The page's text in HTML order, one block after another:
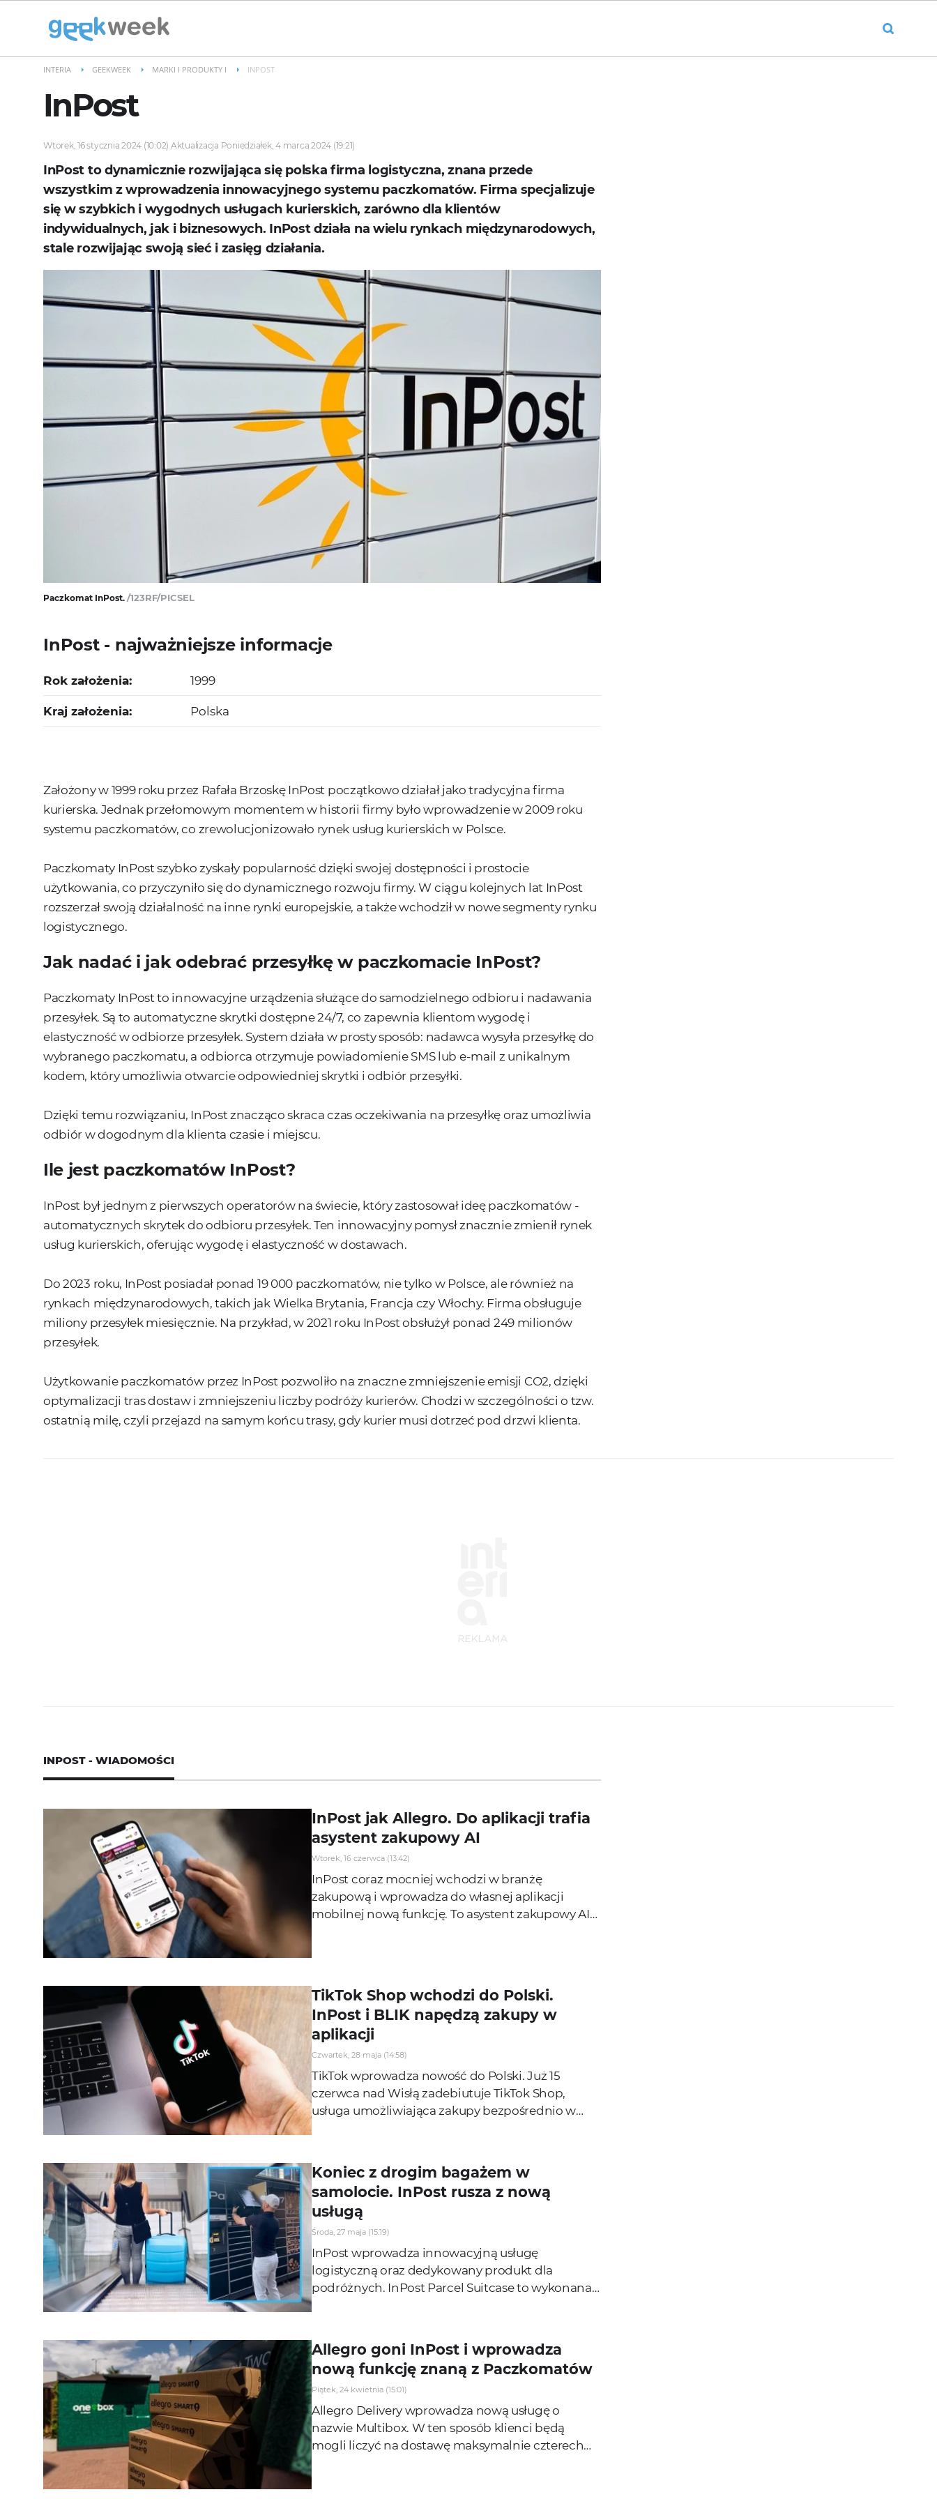
INTERIA GEEKWEEK MARKI I PRODUKTY I INPOST
InPost
Wtorek, 16 stycznia 2024 (10:02) Aktualizacja Poniedziałek, 4 marca 2024 (19:21)
InPost to dynamicznie rozwijająca się polska firma logistyczna, znana przede
wszystkim z wprowadzenia innowacyjnego systemu paczkomatów. Firma specjalizuje
się w szybkich i wygodnych usługach kurierskich, zarówno dla klientów
indywidualnych, jak i biznesowych. InPost działa na wielu rynkach międzynarodowych,
stale rozwijając swoją sieć i zasięg działania.
Paczkomat InPost. /123RF/PICSEL
InPost - najważniejsze informacje
Rok założenia: 1999
Kraj założenia: Polska
Założony w 1999 roku przez Rafała Brzoskę InPost początkowo działał jako tradycyjna firma
kurierska. Jednak przełomowym momentem w historii firmy było wprowadzenie w 2009 roku
systemu paczkomatów, co zrewolucjonizowało rynek usług kurierskich w Polsce.
Paczkomaty InPost szybko zyskały popularność dzięki swojej dostępności i prostocie
użytkowania, co przyczyniło się do dynamicznego rozwoju firmy. W ciągu kolejnych lat InPost
rozszerzał swoją działalność na inne rynki europejskie, a także wchodził w nowe segmenty rynku
logistycznego.
Jak nadać i jak odebrać przesyłkę w paczkomacie InPost?
Paczkomaty InPost to innowacyjne urządzenia służące do samodzielnego odbioru i nadawania
przesyłek. Są to automatyczne skrytki dostępne 24/7, co zapewnia klientom wygodę i
elastyczność w odbiorze przesyłek. System działa w prosty sposób: nadawca wysyła przesyłkę do
wybranego paczkomatu, a odbiorca otrzymuje powiadomienie SMS lub e-mail z unikalnym
kodem, który umożliwia otwarcie odpowiedniej skrytki i odbiór przesyłki.
Dzięki temu rozwiązaniu, InPost znacząco skraca czas oczekiwania na przesyłkę oraz umożliwia
odbiór w dogodnym dla klienta czasie i miejscu.
Ile jest paczkomatów InPost?
InPost był jednym z pierwszych operatorów na świecie, który zastosował ideę paczkomatów -
automatycznych skrytek do odbioru przesyłek. Ten innowacyjny pomysł znacznie zmienił rynek
usług kurierskich, oferując wygodę i elastyczność w dostawach.
Do 2023 roku, InPost posiadał ponad 19 000 paczkomatów, nie tylko w Polsce, ale również na
rynkach międzynarodowych, takich jak Wielka Brytania, Francja czy Włochy. Firma obsługuje
miliony przesyłek miesięcznie. Na przykład, w 2021 roku InPost obsłużył ponad 249 milionów
przesyłek.
Użytkowanie paczkomatów przez InPost pozwoliło na znaczne zmniejszenie emisji CO2, dzięki
optymalizacji tras dostaw i zmniejszeniu liczby podróży kurierów. Chodzi w szczególności o tzw.
ostatnią milę, czyli przejazd na samym końcu trasy, gdy kurier musi dotrzeć pod drzwi klienta.
INPOST - WIADOMOŚCI
InPost jak Allegro. Do aplikacji trafia
asystent zakupowy AI
Wtorek, 16 czerwca (13:42)
InPost coraz mocniej wchodzi w branżę
zakupową i wprowadza do własnej aplikacji
mobilnej nową funkcję. To asystent zakupowy AI
TikTok Shop wchodzi do Polski.
InPost i BLIK napędzą zakupy w
aplikacji
Czwartek, 28 maja (14:58)
TikTok wprowadza nowość do Polski. Już 15
czerwca nad Wisłą zadebiutuje TikTok Shop,
usługa umożliwiająca zakupy bezpośrednio w
Koniec z drogim bagażem w
samolocie. InPost rusza z nową
usługą
Środa, 27 maja (15:19)
InPost wprowadza innowacyjną usługę
logistyczną oraz dedykowany produkt dla
podróżnych. InPost Parcel Suitcase to wykonana z
Allegro goni InPost i wprowadza
nową funkcję znaną z Paczkomatów
Piątek, 24 kwietnia (15:01)
Allegro Delivery wprowadza nową usługę o
nazwie Multibox. W ten sposób klienci będą
mogli liczyć na dostawę maksymalnie czterech